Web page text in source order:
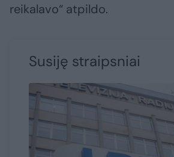
reikalavo“ atpildo.
Susiję straipsniai